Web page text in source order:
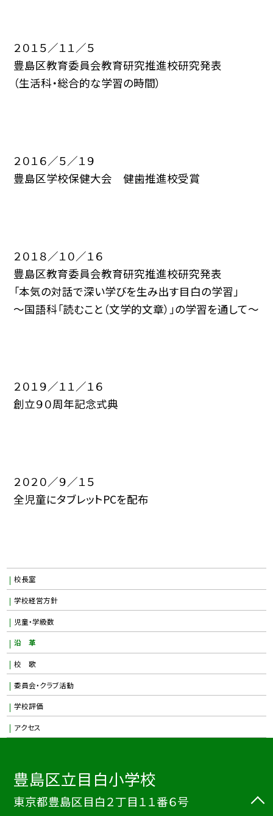
２０１５／１１／５
豊島区教育委員会教育研究推進校研究発表
（生活科・総合的な学習の時間）
２０１６／５／１９
豊島区学校保健大会 健歯推進校受賞
２０１８／１０／１６
豊島区教育委員会教育研究推進校研究発表
「本気の対話で深い学びを生み出す目白の学習」
〜国語科「読むこと（文学的文章）」の学習を通して〜
２０１９／１１／１６
創立９０周年記念式典
２０２０／９／１５
全児童にタブレットPCを配布
校長室
学校経営方針
児童・学級数
沿 革
校 歌
委員会・クラブ活動
学校評価
アクセス
豊島区立目白小学校
東京都豊島区目白２丁目１１番６号